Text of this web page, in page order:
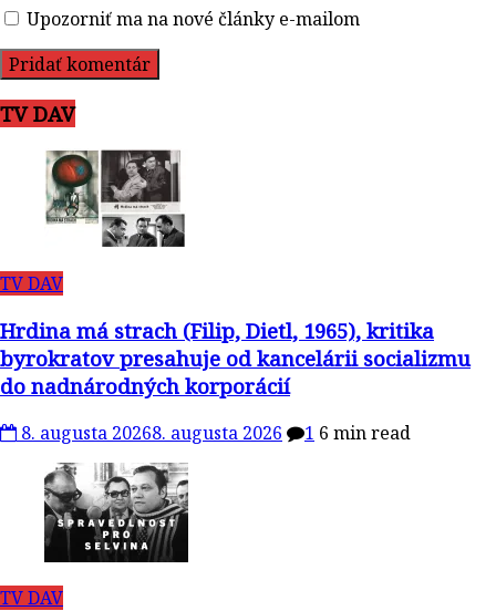
Upozorniť ma na nové články e-mailom
TV DAV
TV DAV
Hrdina má strach (Filip, Dietl, 1965), kritika
byrokratov presahuje od kancelárii socializmu
do nadnárodných korporácií
8. augusta 20268. augusta 2026 1 6 min read
TV DAV